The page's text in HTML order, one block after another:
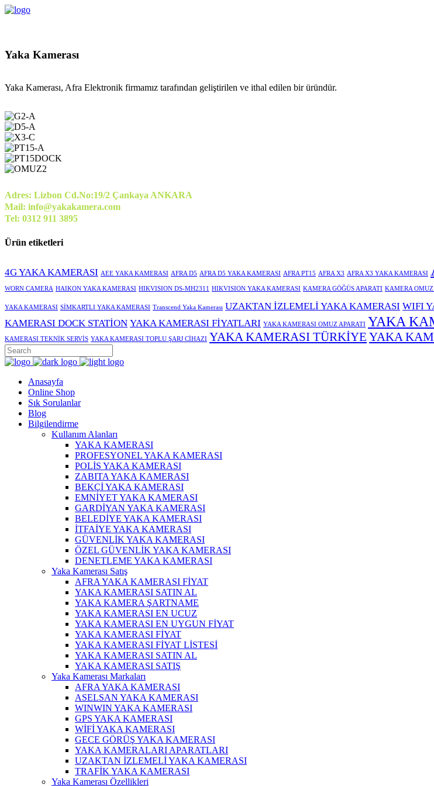
Yaka Kamerası
Yaka Kamerası, Afra Elektronik firmamız tarafından geliştirilen ve ithal edilen bir üründür.
Adres: Lizbon Cd.No:19/2 Çankaya ANKARA
Mail: info@yakakamera.com
Tel: 0312 911 3895
Ürün etiketleri
4G YAKA KAMERASI AEE YAKA KAMERASI AFRA D5 AFRA D5 YAKA KAMERASI AFRA PT15 AFRA X3 AFRA X3 YAKA KAMERASI
WORN CAMERA HAIKON YAKA KAMERASI HIKVISION DS-MH2311 HIKVISION YAKA KAMERASI KAMERA GÖĞÜS APARATI KAMERA OMUZ
YAKA KAMERASI SİMKARTLI YAKA KAMERASI Transcend Yaka Kamerası UZAKTAN İZLEMELİ YAKA KAMERASI WIFI
KAMERASI DOCK STATİON YAKA KAMERASI FİYATLARI YAKA KAMERASI OMUZ APARATI YAKA
KAMERASI TEKNİK SERVİS YAKA KAMERASI TOPLU ŞARJ CİHAZI YAKA KAMERASI TÜRKİYE YAKA
Anasayfa
Online Shop
Sık Sorulanlar
Blog
Bilgilendirme
Kullanım Alanları
YAKA KAMERASI
PROFESYONEL YAKA KAMERASI
POLİS YAKA KAMERASI
ZABITA YAKA KAMERASI
BEKÇİ YAKA KAMERASI
EMNİYET YAKA KAMERASI
GARDİYAN YAKA KAMERASI
BELEDİYE YAKA KAMERASI
İTFAİYE YAKA KAMERASI
GÜVENLİK YAKA KAMERASI
ÖZEL GÜVENLİK YAKA KAMERASI
DENETLEME YAKA KAMERASI
Yaka Kamerası Satış
AFRA YAKA KAMERASI FİYAT
YAKA KAMERASI SATIN AL
YAKA KAMERA ŞARTNAME
YAKA KAMERASI EN UCUZ
YAKA KAMERASI EN UYGUN FİYAT
YAKA KAMERASI FİYAT
YAKA KAMERASI FİYAT LİSTESİ
YAKA KAMERASI SATIN AL
YAKA KAMERASI SATIŞ
Yaka Kamerası Markaları
AFRA YAKA KAMERASI
ASELSAN YAKA KAMERASI
WINWIN YAKA KAMERASI
GPS YAKA KAMERASI
WİFİ YAKA KAMERASI
GECE GÖRÜŞ YAKA KAMERASI
YAKA KAMERALARI APARATLARI
UZAKTAN İZLEMELİ YAKA KAMERASI
TRAFİK YAKA KAMERASI
Yaka Kamerası Özellikleri